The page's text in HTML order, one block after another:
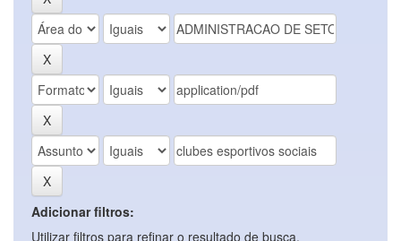
Adicionar filtros:
Utilizar filtros para refinar o resultado de busca.